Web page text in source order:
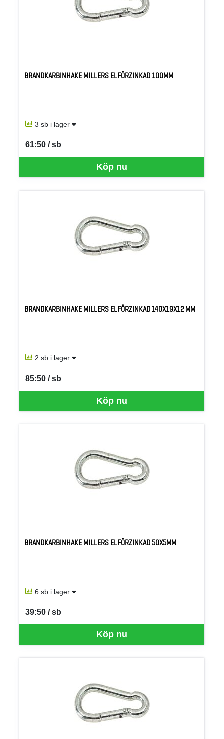
BRANDKARBINHAKE MILLERS ELFÖRZINKAD 100MM
3 sb i lager
Köp nu
61:50 / sb
SEK per SB
BRANDKARBINHAKE MILLERS ELFÖRZINKAD 140X19X12 MM
2 sb i lager
Köp nu
85:50 / sb
SEK per SB
BRANDKARBINHAKE MILLERS ELFÖRZINKAD 50X5MM
6 sb i lager
Köp nu
39:50 / sb
SEK per SB